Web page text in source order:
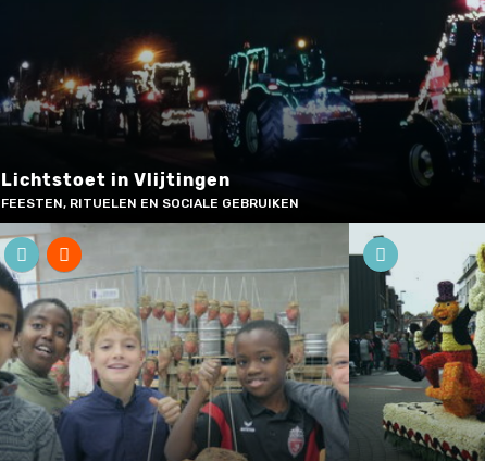
Lichtstoet in Vlijtingen
FEESTEN, RITUELEN EN SOCIALE GEBRUIKEN